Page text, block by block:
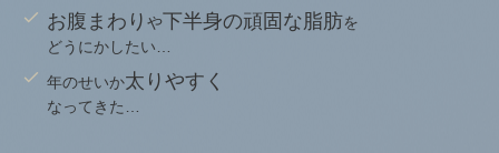
お腹まわりや下半身の頑固な脂肪を
どうにかしたい…
年のせいか太りやすく
なってきた…